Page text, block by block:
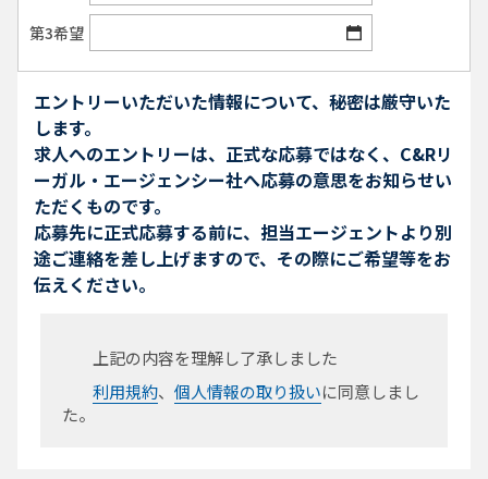
第3希望
エントリーいただいた情報について、秘密は厳守いた
します。
求人へのエントリーは、正式な応募ではなく、C&Rリ
ーガル・エージェンシー社へ応募の意思をお知らせい
ただくものです。
応募先に正式応募する前に、担当エージェントより別
途ご連絡を差し上げますので、その際にご希望等をお
伝えください。
上記の内容を理解し了承しました
利用規約、 個人情報の取り扱いに同意しまし
た。